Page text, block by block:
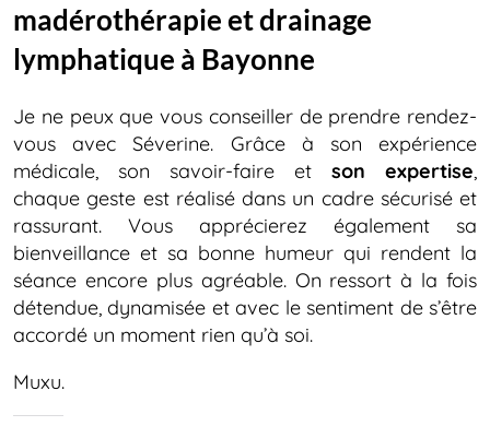
madérothérapie et drainage
lymphatique à Bayonne
Je ne peux que vous conseiller de prendre rendez-
vous avec Séverine. Grâce à son expérience
médicale, son savoir-faire et son expertise,
chaque geste est réalisé dans un cadre sécurisé et
rassurant. Vous apprécierez également sa
bienveillance et sa bonne humeur qui rendent la
séance encore plus agréable. On ressort à la fois
détendue, dynamisée et avec le sentiment de s’être
accordé un moment rien qu’à soi.
Muxu.